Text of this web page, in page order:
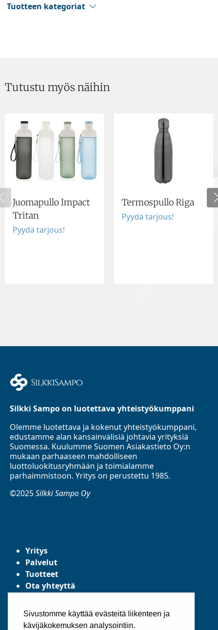
Sivustomme käyttää evästeitä liikenteen ja
kävijäkokemuksen analysointiin.
Tuotteen kategoriat
Tutustu myös näihin
Juomapullo Impact
Tritan
Pyydä tarjous!
Termospullo Riga
Pyydä tarjous!
Silkki Sampo on luotettava yhteistyökumppani
Olemme luotettava ja kokenut yhteistyökumppani,
edustamme alan kansainvälisiä johtavia yrityksiä
Suomessa. Kuulumme Suomen Asiakastieto Oy:n
mukaan parhaaseen mahdolliseen
luottoluokitusryhmään ja toimialamme
parhaimmistoon. Yritys on perustettu 1985.
©2025Silkki Sampo Oy
Yritys
Palvelut
Tuotteet
Ota yhteyttä
Yleiset toimitusehdot